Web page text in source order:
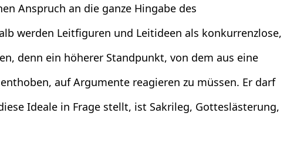
Anspruch an die ganze Hingabe des
werden Leitfiguren und Leitideen als konkurrenzlose,
denn ein höherer Standpunkt, von dem aus eine
auf Argumente reagieren zu müssen. Er darf
Ideale in Frage stellt, ist Sakrileg, Gotteslästerung,